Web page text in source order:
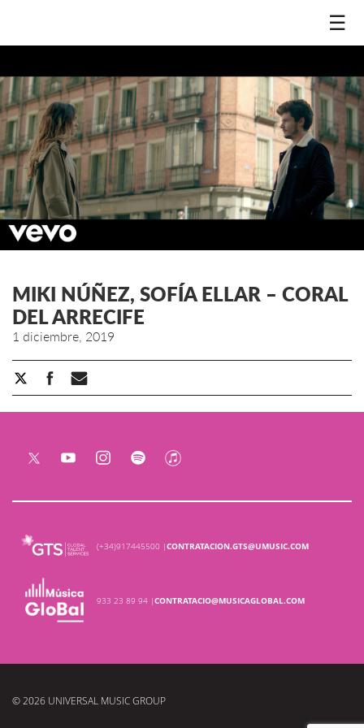
☰
MIKI NÚÑEZ, SOFÍA ELLAR – CORAL
DEL ARRECIFE
1 diciembre, 2019
(+34)917445500 |CONTRATACION.GTS@UMUSIC.COM
933 23 89 94 |CONTRATACIO@MUSICAGLOBAL.COM
© 2026 UNIVERSAL MUSIC GROUP